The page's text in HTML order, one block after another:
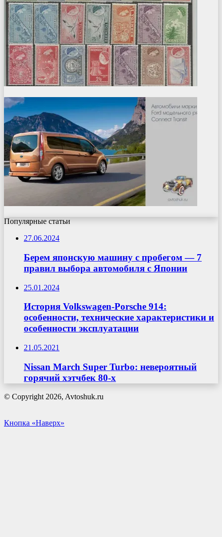
Популярные статьи
27.06.2024
Берем японскую машину с пробегом — 7
правил выбора автомобиля с Японии
25.01.2024
История Volkswagen-Porsche 914:
особенности, технические характеристики и
особенности эксплуатации
21.05.2021
Nissan March Super Turbo: невероятный
горячий хэтчбек 80-х
© Copyright 2026, Avtoshuk.ru
Кнопка «Наверх»